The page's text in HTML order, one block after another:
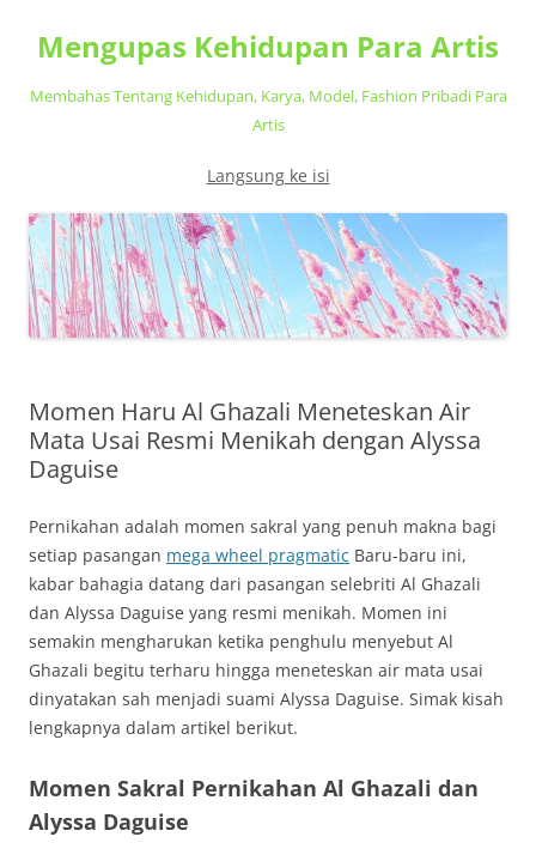
Mengupas Kehidupan Para Artis
Membahas Tentang Kehidupan, Karya, Model, Fashion Pribadi Para
Artis
Langsung ke isi
Momen Haru Al Ghazali Meneteskan Air
Mata Usai Resmi Menikah dengan Alyssa
Daguise
Pernikahan adalah momen sakral yang penuh makna bagi
setiap pasangan mega wheel pragmatic Baru-baru ini,
kabar bahagia datang dari pasangan selebriti Al Ghazali
dan Alyssa Daguise yang resmi menikah. Momen ini
semakin mengharukan ketika penghulu menyebut Al
Ghazali begitu terharu hingga meneteskan air mata usai
dinyatakan sah menjadi suami Alyssa Daguise. Simak kisah
lengkapnya dalam artikel berikut.
Momen Sakral Pernikahan Al Ghazali dan
Alyssa Daguise